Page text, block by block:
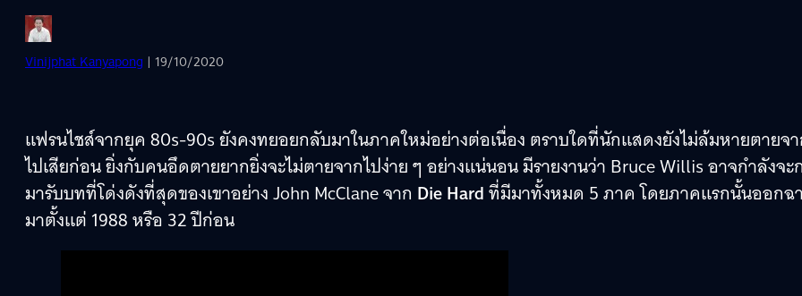
Vinijphat Kanyapong | 19/10/2020
แฟรนไชส์จากยุค 80s-90s ยังคงทยอยกลับมาในภาคใหม่อย่างต่อเนื่อง ตราบใดที่นักแสดงยังไม่ล้มหายตายจ
ไปเสียก่อน ยิ่งกับคนอึดตายยากยิ่งจะไม่ตายจากไปง่าย ๆ อย่างแน่นอน มีรายงานว่า Bruce Willis อาจกำลังจ
มารับบทที่โด่งดังที่สุดของเขาอย่าง John McClane จาก Die Hardที่มีมาทั้งหมด 5 ภาค โดยภาคแรกนั้นออกฉ
มาตั้งแต่ 1988 หรือ 32 ปีก่อน